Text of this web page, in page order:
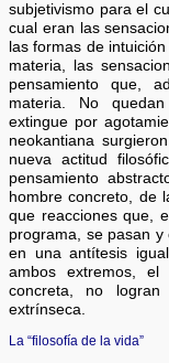
subjetivismo para el
cual eran las
las formas de
materia, las
pensamiento que,
materia. No
extingue por
neokantiana
nueva actitud
pensamiento
hombre concreto, de
que reacciones que,
programa, se pasan y
en una antítesis
ambos extremos, el
concreta, no
extrínseca.
La “filosofía de la vida”